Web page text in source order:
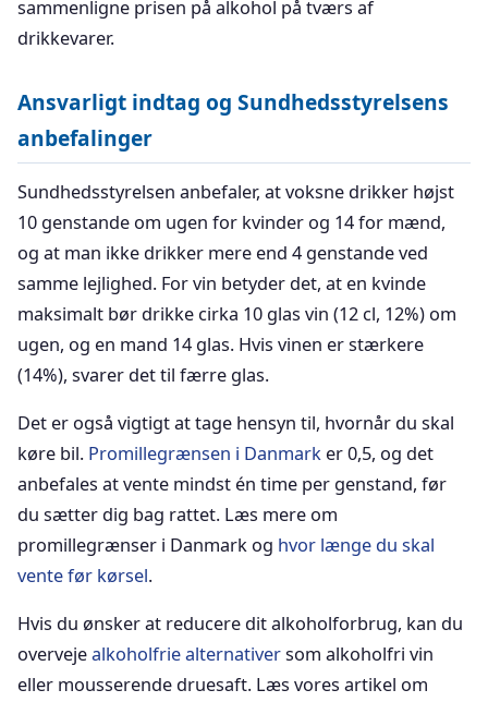
sammenligne prisen på alkohol på tværs af
drikkevarer.
Ansvarligt indtag og Sundhedsstyrelsens
anbefalinger
Sundhedsstyrelsen anbefaler, at voksne drikker højst
10 genstande om ugen for kvinder og 14 for mænd,
og at man ikke drikker mere end 4 genstande ved
samme lejlighed. For vin betyder det, at en kvinde
maksimalt bør drikke cirka 10 glas vin (12 cl, 12%) om
ugen, og en mand 14 glas. Hvis vinen er stærkere
(14%), svarer det til færre glas.
Det er også vigtigt at tage hensyn til, hvornår du skal
køre bil. Promillegrænsen i Danmark er 0,5, og det
anbefales at vente mindst én time per genstand, før
du sætter dig bag rattet. Læs mere om
promillegrænser i Danmark og hvor længe du skal
vente før kørsel.
Hvis du ønsker at reducere dit alkoholforbrug, kan du
overvejealkoholfrie alternativersom alkoholfri vin
eller mousserende druesaft. Læs vores artikel om